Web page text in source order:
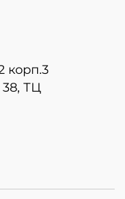
корп.3
ТЦ